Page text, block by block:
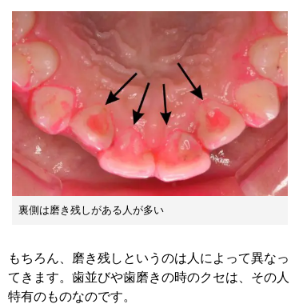
裏側は磨き残しがある人が多い
もちろん、磨き残しというのは人によって異なっ
てきます。歯並びや歯磨きの時のクセは、その人
特有のものなのです。